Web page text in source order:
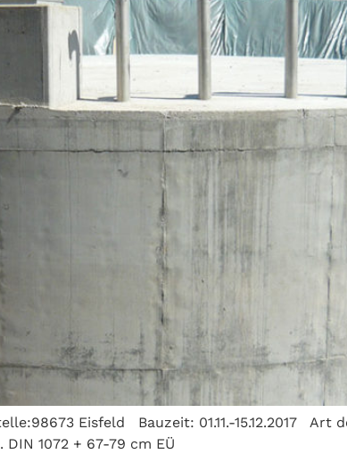
Eisfeld Bauzeit: 01.11.-15.12.2017 Art
1072 + 67-79 cm EÜ